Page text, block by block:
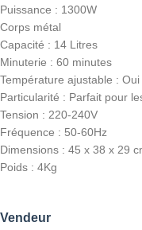
Puissance : 1300W
Corps métal
Capacité : 14 Litres
Minuterie : 60 minutes
Température ajustable : Oui
Particularité : Parfait pour
Tension : 220-240V
Fréquence : 50-60Hz
Dimensions : 45 x 38 x 29
Poids : 4Kg
Vendeur